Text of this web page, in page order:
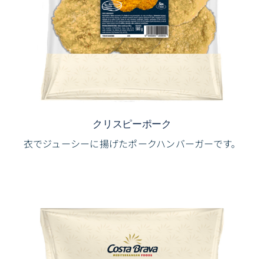
クリスピーポーク
衣でジューシーに揚げたポークハンバーガーです。